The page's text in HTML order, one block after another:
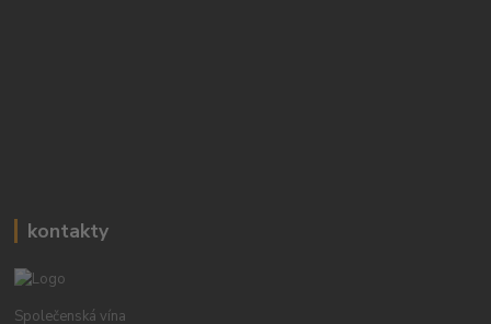
kontakty
Společenská vína